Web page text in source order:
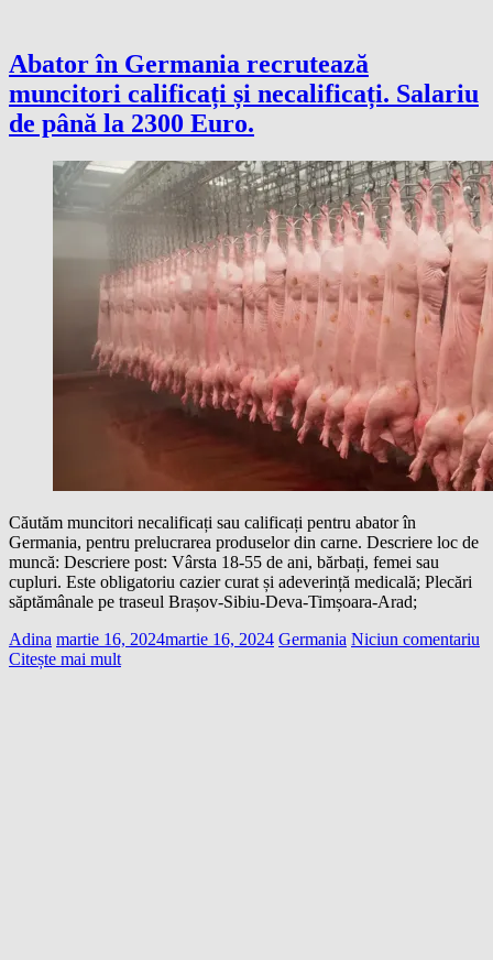
Abator în Germania recrutează
muncitori calificați și necalificați. Salariu
de până la 2300 Euro.
Căutăm muncitori necalificați sau calificați pentru abator în
Germania, pentru prelucrarea produselor din carne. Descriere loc de
muncă: Descriere post: Vârsta 18-55 de ani, bărbați, femei sau
cupluri. Este obligatoriu cazier curat și adeverință medicală; Plecări
săptămânale pe traseul Brașov-Sibiu-Deva-Timșoara-Arad;
Adina martie 16, 2024martie 16, 2024 Germania Niciun comentariu
Citește mai mult